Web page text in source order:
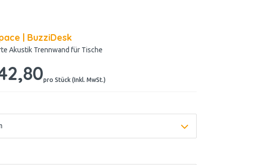
| BuzziDesk
Akustik Trennwand für Tische
pro Stück (Inkl. MwSt.)